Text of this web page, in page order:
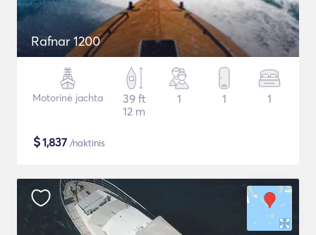
Rafnar 1200
Motorinė jachta
39 ft
12 m
1 1 1
$1,837 /naktinis